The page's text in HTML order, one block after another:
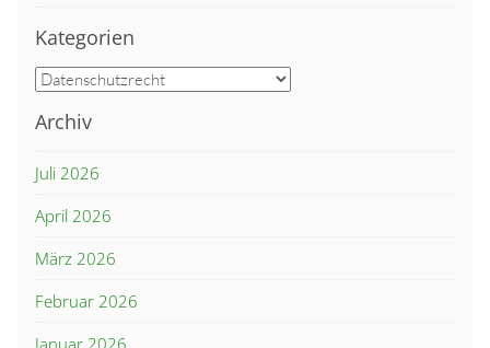
Kategorien
Kategorien
Archiv
Juli 2026
April 2026
März 2026
Februar 2026